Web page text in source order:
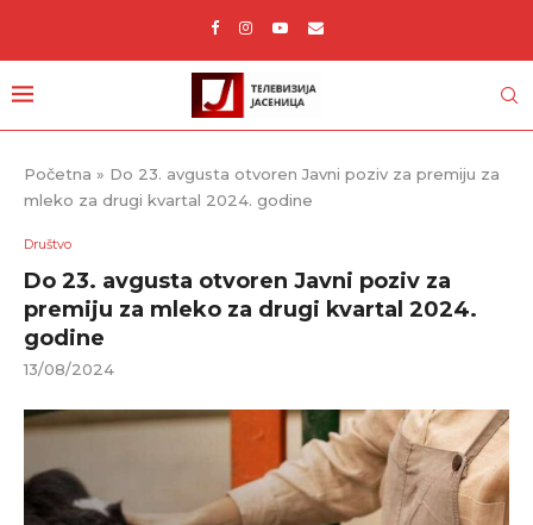
Početna » Do 23. avgusta otvoren Javni poziv za premiju za
mleko za drugi kvartal 2024. godine
Društvo
Do 23. avgusta otvoren Javni poziv za
premiju za mleko za drugi kvartal 2024.
godine
13/08/2024